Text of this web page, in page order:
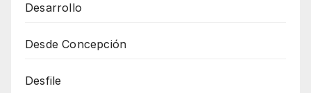
Desarrollo
Desde Concepción
Desfile